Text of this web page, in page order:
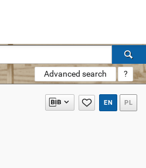
Advanced search ?
EN PL